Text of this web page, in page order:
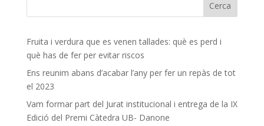
Fruita i verdura que es venen tallades: què es perd i
què has de fer per evitar riscos
Ens reunim abans d’acabar l’any per fer un repàs de tot
el 2023
Vam formar part del Jurat institucional i entrega de la IX
Edició del Premi Càtedra UB- Danone